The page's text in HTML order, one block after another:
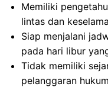
Memiliki
lintas dan
Siap menjalani
pada hari libur
Tidak memiliki
pelanggaran